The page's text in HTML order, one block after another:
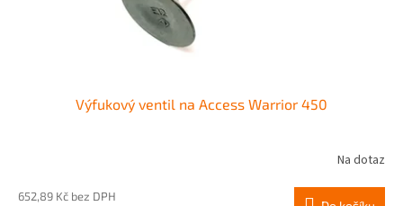
Výfukový ventil na Access Warrior 450
Na dotaz
652,89 Kč bez DPH